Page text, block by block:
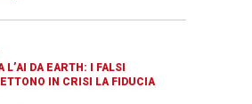
L’AI DA EARTH: I FALSI
IN CRISI LA FIDUCIA